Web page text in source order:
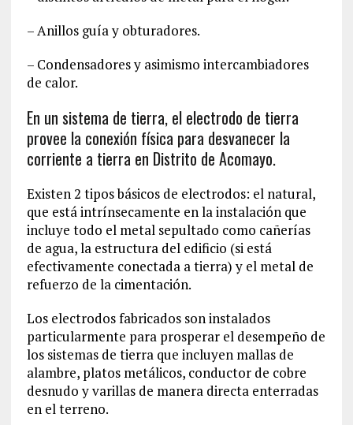
– Anillos guía y obturadores.
– Condensadores y asimismo intercambiadores
de calor.
En un sistema de tierra, el electrodo de tierra
provee la conexión física para desvanecer la
corriente a tierra en Distrito de Acomayo‎.
Existen 2 tipos básicos de electrodos: el natural,
que está intrínsecamente en la instalación que
incluye todo el metal sepultado como cañerías
de agua, la estructura del edificio (si está
efectivamente conectada a tierra) y el metal de
refuerzo de la cimentación.
Los electrodos fabricados son instalados
particularmente para prosperar el desempeño de
los sistemas de tierra que incluyen mallas de
alambre, platos metálicos, conductor de cobre
desnudo y varillas de manera directa enterradas
en el terreno.